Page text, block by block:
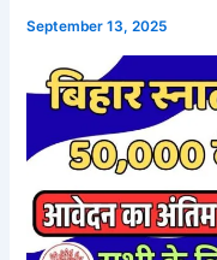
September 13, 2025